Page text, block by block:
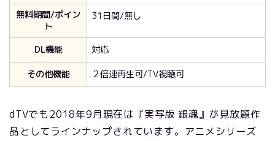
無料期間/ポイン
ト
31日間/無し
DL機能
対応
その他機能
２倍速再生可/TV視聴可
dTVでも2018年9月現在は『実写版 銀魂』が見放題作
品としてラインナップされています。アニメシリーズ